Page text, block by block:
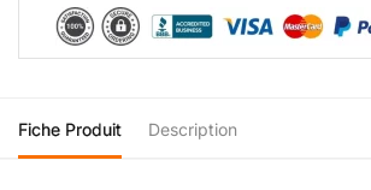
Fiche Produit Description